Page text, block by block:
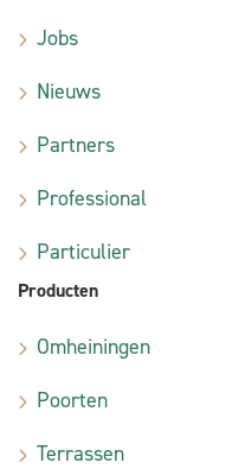
Jobs
Nieuws
Partners
Professional
Particulier
Producten
Omheiningen
Poorten
Terrassen